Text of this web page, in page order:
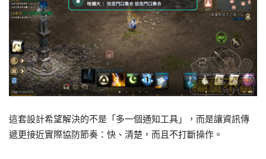
這套設計希望解決的不是「多一個通知工具」，而是讓資訊傳
遞更接近實際協防節奏：快、清楚，而且不打斷操作。